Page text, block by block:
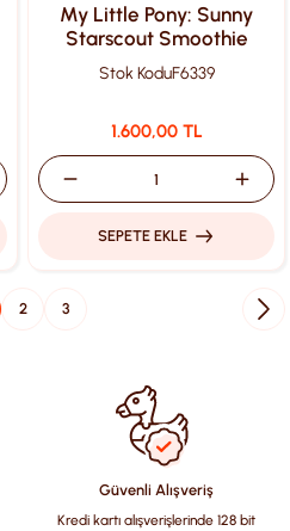
My Little Pony: Sunny
Starscout Smoothie
Arabası - F6339
Stok KoduF6339
1.600,00 TL
SEPETE EKLE
2 3
Güvenli Alışveriş
Kredi kartı alışverişlerinde 128 bit